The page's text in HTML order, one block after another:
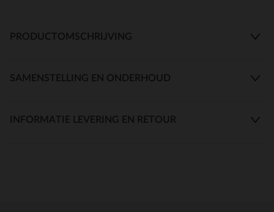
PRODUCTOMSCHRIJVING
SAMENSTELLING EN ONDERHOUD
INFORMATIE LEVERING EN RETOUR